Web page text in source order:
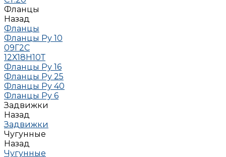
Фланцы
Назад
Фланцы
Фланцы Ру 10
09Г2С
12Х18Н10Т
Фланцы Ру 16
Фланцы Ру 25
Фланцы Ру 40
Фланцы Ру 6
Задвижки
Назад
Задвижки
Чугунные
Назад
Чугунные